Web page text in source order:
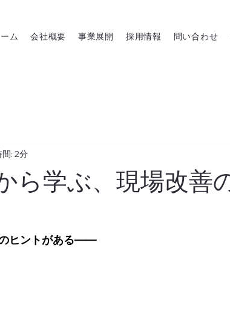
ム 会社概要 事業展開 採用情報 問い合わせ
ら学ぶ、現場改善
: 2分
ヒントがある――